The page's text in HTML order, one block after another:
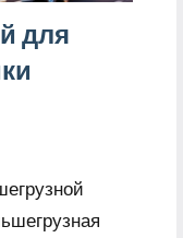
для